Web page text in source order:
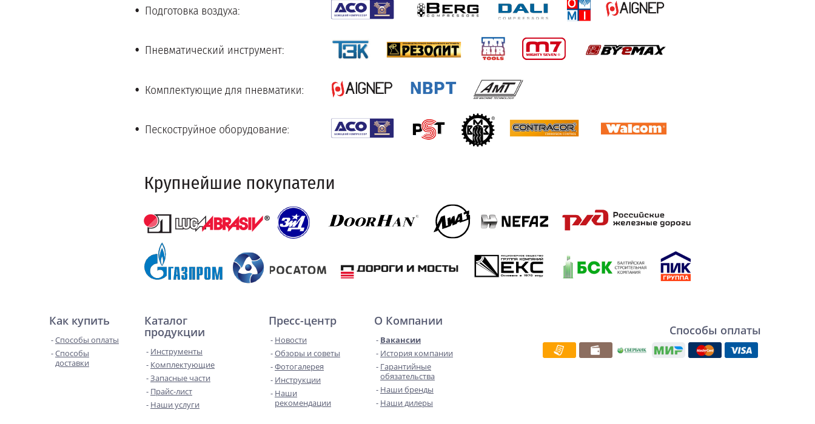
Как купить
Способы оплаты
Способы
доставки
Каталог
продукции
Инструменты
Комплектующие
Запасные части
Прайс-лист
Наши услуги
Пресс-центр
Новости
Обзоры и советы
Фотогалерея
Инструкции
Наши
рекомендации
О Компании
Вакансии
История компании
Гарантийные
обязательства
Наши бренды
Наши дилеры
Способы оплаты